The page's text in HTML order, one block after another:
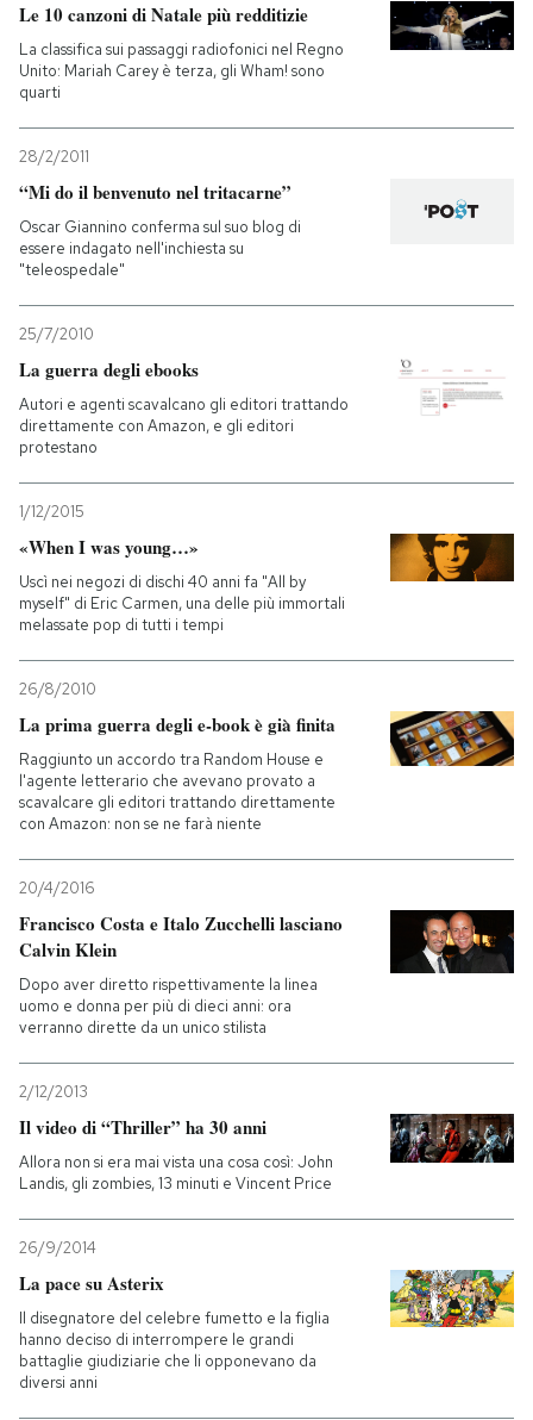
Le 10 canzoni di Natale più redditizie
La classifica sui passaggi radiofonici nel Regno
Unito: Mariah Carey è terza, gli Wham! sono
quarti
28/2/2011
“Mi do il benvenuto nel tritacarne”
Oscar Giannino conferma sul suo blog di
essere indagato nell'inchiesta su
"teleospedale"
25/7/2010
La guerra degli ebooks
Autori e agenti scavalcano gli editori trattando
direttamente con Amazon, e gli editori
protestano
1/12/2015
«When I was young…»
Uscì nei negozi di dischi 40 anni fa "All by
myself" di Eric Carmen, una delle più immortali
melassate pop di tutti i tempi
26/8/2010
La prima guerra degli e-book è già finita
Raggiunto un accordo tra Random House e
l'agente letterario che avevano provato a
scavalcare gli editori trattando direttamente
con Amazon: non se ne farà niente
20/4/2016
Francisco Costa e Italo Zucchelli lasciano
Calvin Klein
Dopo aver diretto rispettivamente la linea
uomo e donna per più di dieci anni: ora
verranno dirette da un unico stilista
2/12/2013
Il video di “Thriller” ha 30 anni
Allora non si era mai vista una cosa così: John
Landis, gli zombies, 13 minuti e Vincent Price
26/9/2014
La pace su Asterix
Il disegnatore del celebre fumetto e la figlia
hanno deciso di interrompere le grandi
battaglie giudiziarie che li opponevano da
diversi anni